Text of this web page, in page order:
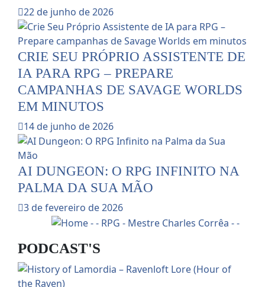
22 de junho de 2026
CRIE SEU PRÓPRIO ASSISTENTE DE
IA PARA RPG – PREPARE
CAMPANHAS DE SAVAGE WORLDS
EM MINUTOS
14 de junho de 2026
AI DUNGEON: O RPG INFINITO NA
PALMA DA SUA MÃO
3 de fevereiro de 2026
PODCAST'S